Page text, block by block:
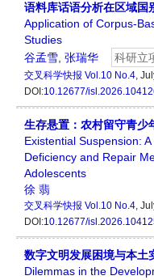
语料库话语分析在区域国
Application of Corpus-
Studies
谷孟雪 张瑞华 科研立
交叉科学快报 Vol.10 No.4,
DOI:10.12677/
生存悬置：农村留守青少
Existential Suspension:
Deficiency and Repair
Adolescents
徐 翡
交叉科学快报 Vol.10 No.4,
DOI:10.12677/
数字文明发展困境与本土
Dilemmas in the